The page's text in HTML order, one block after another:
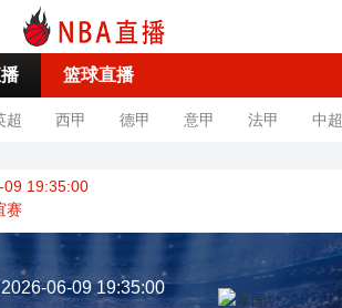
篮球直播
超 西甲 德甲 意甲 法甲 中超
09 19:35:00
赛
2026-06-09 19:35:00